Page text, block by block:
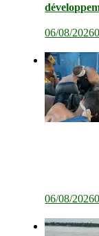
06/08/2026
06/08/2026